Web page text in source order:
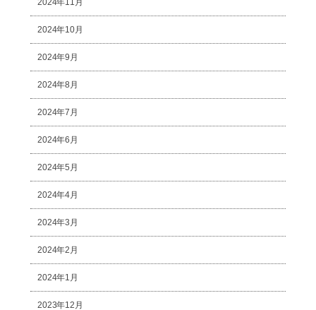
2024年11月
2024年10月
2024年9月
2024年8月
2024年7月
2024年6月
2024年5月
2024年4月
2024年3月
2024年2月
2024年1月
2023年12月